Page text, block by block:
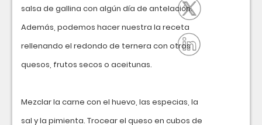
salsa de gallina con algún día de antelación.
Además, podemos hacer nuestra la receta
rellenando el redondo de ternera con otros
quesos, frutos secos o aceitunas.
Mezclar la carne con el huevo, las especias, la
sal y la pimienta. Trocear el queso en cubos de